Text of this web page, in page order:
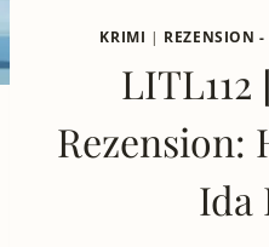
KRIMI | REZENSION -
Rezension:
Ida